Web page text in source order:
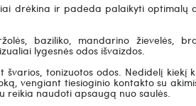
drėkina ir padeda palaikyti optimalų
baziliko, mandarino žievelės,
lygesnės odos išvaizdos.
tonizuotos odos. Nedidelį kiekį
vengiant tiesioginio kontakto su
reikia naudoti apsaugą nuo saulės.